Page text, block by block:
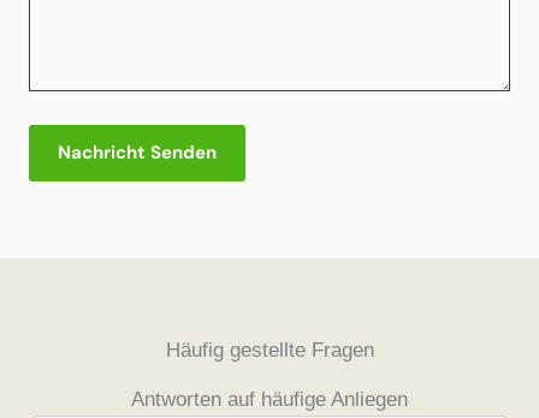
Nachricht Senden
Häufig gestellte Fragen
Antworten auf häufige Anliegen